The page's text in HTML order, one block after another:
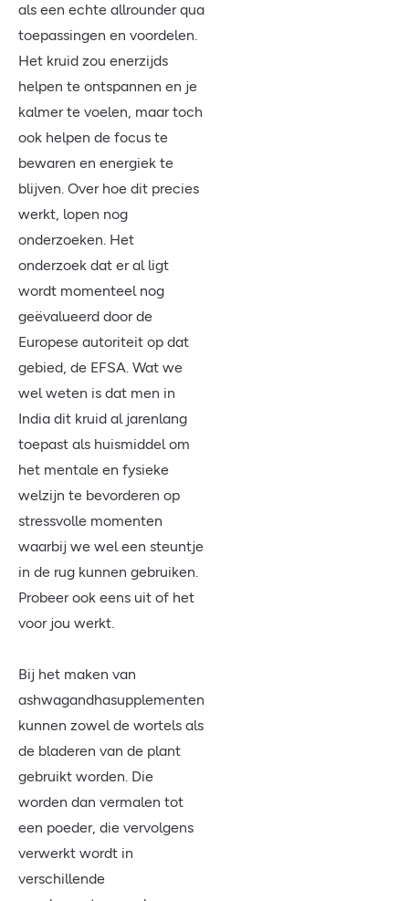
als een echte allrounder qua
toepassingen en voordelen.
Het kruid zou enerzijds
helpen te ontspannen en je
kalmer te voelen, maar toch
ook helpen de focus te
bewaren en energiek te
blijven. Over hoe dit precies
werkt, lopen nog
onderzoeken. Het
onderzoek dat er al ligt
wordt momenteel nog
geëvalueerd door de
Europese autoriteit op dat
gebied, de EFSA. Wat we
wel weten is dat men in
India dit kruid al jarenlang
toepast als huismiddel om
het mentale en fysieke
welzijn te bevorderen op
stressvolle momenten
waarbij we wel een steuntje
in de rug kunnen gebruiken.
Probeer ook eens uit of het
voor jou werkt.
Bij het maken van
ashwagandhasupplementen
kunnen zowel de wortels als
de bladeren van de plant
gebruikt worden. Die
worden dan vermalen tot
een poeder, die vervolgens
verwerkt wordt in
verschillende